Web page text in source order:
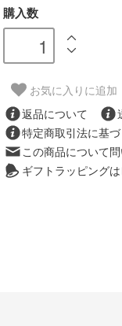
購入数
お気に入りに追加
返品について
特定商取引法に基
この商品について
ギフトラッピング